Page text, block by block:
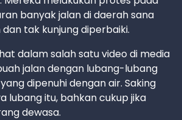
banyak jalan di daerah sana
tak kunjung diperbaiki.
dalam salah satu video di media
jalan dengan lubang-lubang
dipenuhi dengan air. Saking
lubang itu, bahkan cukup jika
dewasa.